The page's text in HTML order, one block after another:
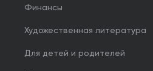
Финансы
Художественная литература
Для детей и родителей